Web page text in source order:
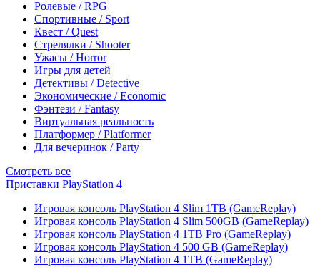
Ролевые / RPG
Спортивные / Sport
Квест / Quest
Стрелялки / Shooter
Ужасы / Horror
Игры для детей
Детективы / Detective
Экономические / Economic
Фэнтези / Fantasy
Виртуальная реальность
Платформер / Platformer
Для вечеринок / Party
Смотреть все
Приставки PlayStation 4
Игровая консоль PlayStation 4 Slim 1TB (GameReplay)
Игровая консоль PlayStation 4 Slim 500GB (GameReplay)
Игровая консоль PlayStation 4 1TB Pro (GameReplay)
Игровая консоль PlayStation 4 500 GB (GameReplay)
Игровая консоль PlayStation 4 1TB (GameReplay)